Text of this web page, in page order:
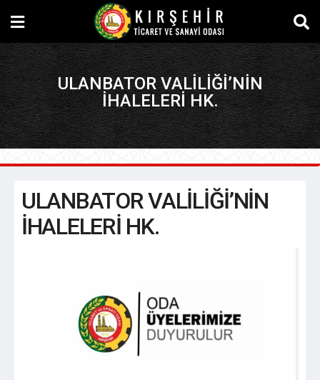
ULANBATOR VALİLİĞİ’NİN
İHALELERİ HK.
ULANBATOR VALİLİĞİ’NİN
İHALELERİ HK.